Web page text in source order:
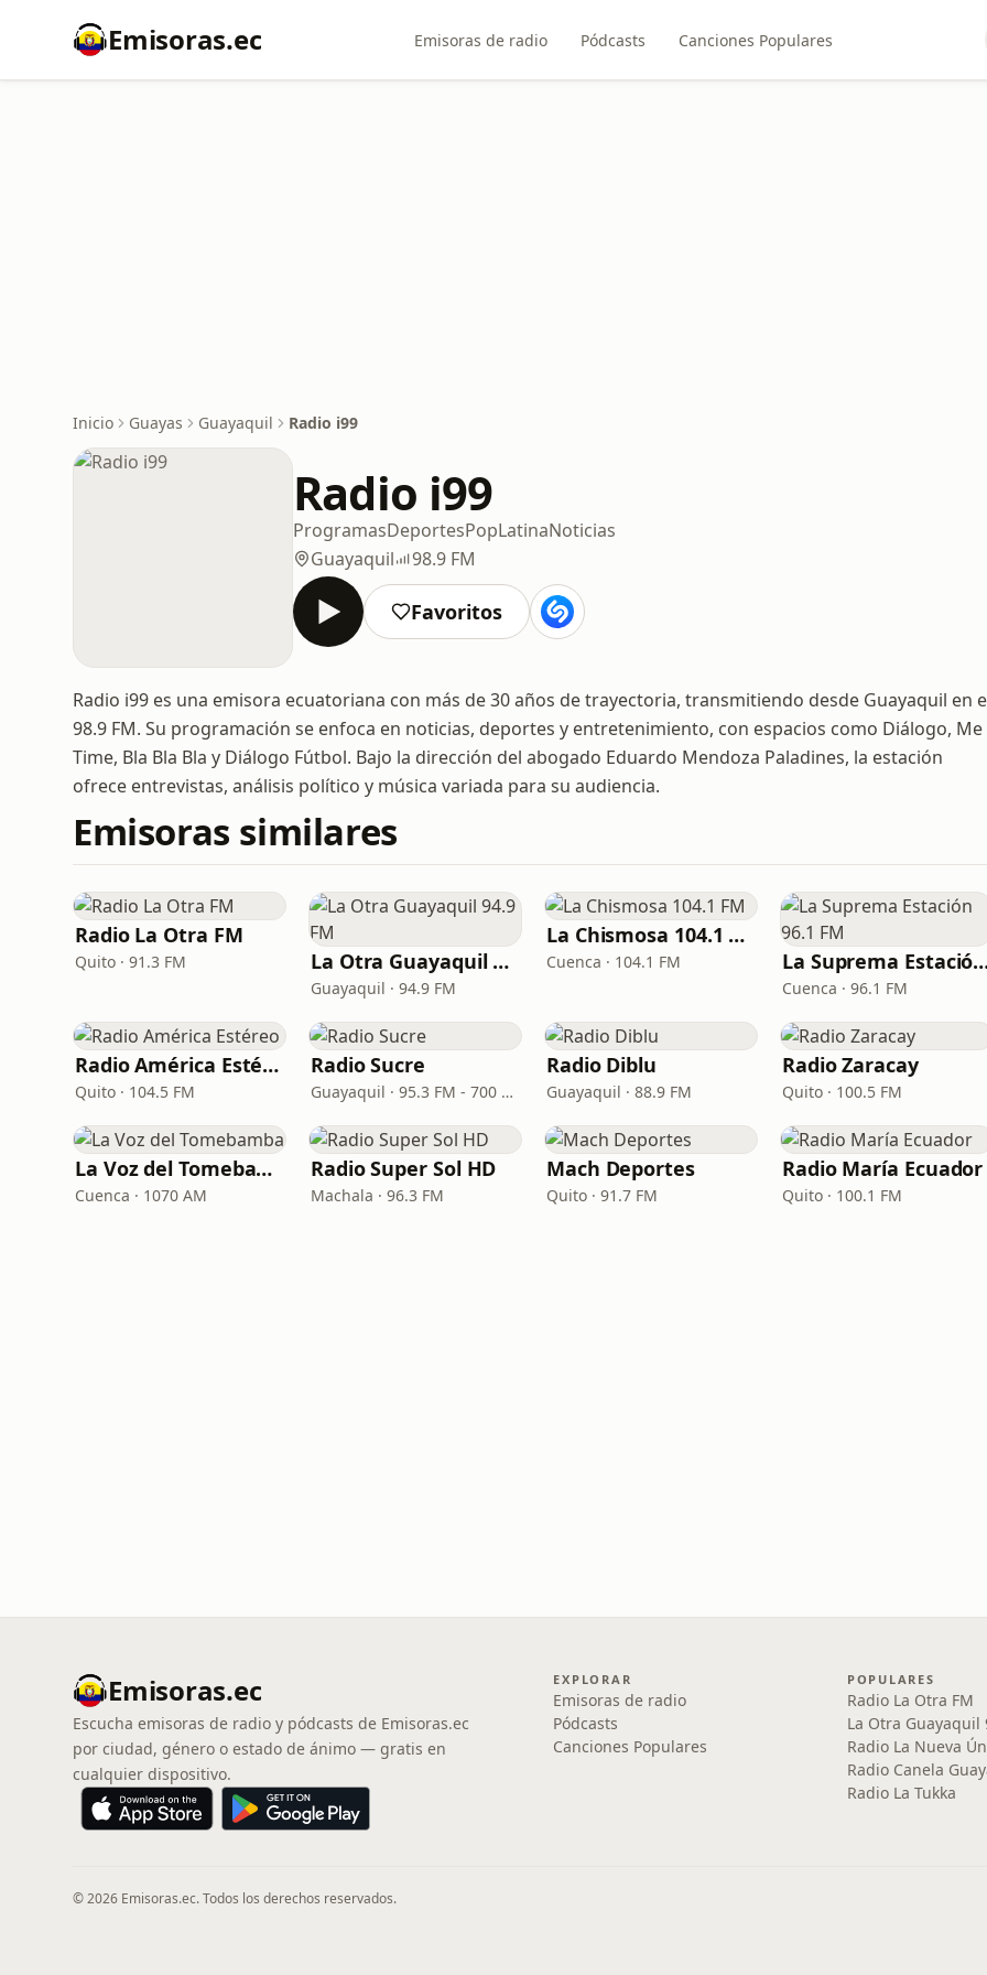
Emisoras.ec Emisoras de radio Pódcasts Canciones Populares
Inicio Guayas Guayaquil Radio i99
Radio i99
ProgramasDeportesPopLatinaNoticias
Guayaquil
98.9 FM
Favoritos
Radio i99 es una emisora ecuatoriana con más de 30 años de trayectoria, transmitiendo desde Guayaquil en
98.9 FM. Su programación se enfoca en noticias, deportes y entretenimiento, con espacios como Diálogo, Me
Time, Bla Bla Bla y Diálogo Fútbol. Bajo la dirección del abogado Eduardo Mendoza Paladines, la estación
ofrece entrevistas, análisis político y música variada para su audiencia.
Emisoras similares
Radio La Otra FM
Quito · 91.3 FM La Otra Guayaquil 94.9 FM
Guayaquil · 94.9 FM
La Chismosa 104.1 FM
Cuenca · 104.1 FM La Suprema
Cuenca · 96.1 FM
Radio América Estéreo
Quito · 104.5 FM
Radio Sucre
Guayaquil · 95.3 FM - 700 AM
Radio Diblu
Guayaquil · 88.9 FM
Radio Zaracay
Quito · 100.5 FM
La Voz del Tomebamba
Cuenca · 1070 AM
Radio Super Sol HD
Machala · 96.3 FM
Mach Deportes
Quito · 91.7 FM
Radio María Ecuador
Quito · 100.1 FM
Emisoras.ec
Escucha emisoras de radio y pódcasts de Emisoras.ec
por ciudad, género o estado de ánimo — gratis en
cualquier dispositivo.
EXPLORAR
Emisoras de radio
Pódcasts
Canciones Populares
POPULARES
Radio La Otra FM
La Otra Guayaquil
Radio La Nueva
Radio Canela
Radio La Tukka
© 2026 Emisoras.ec. Todos los derechos reservados.